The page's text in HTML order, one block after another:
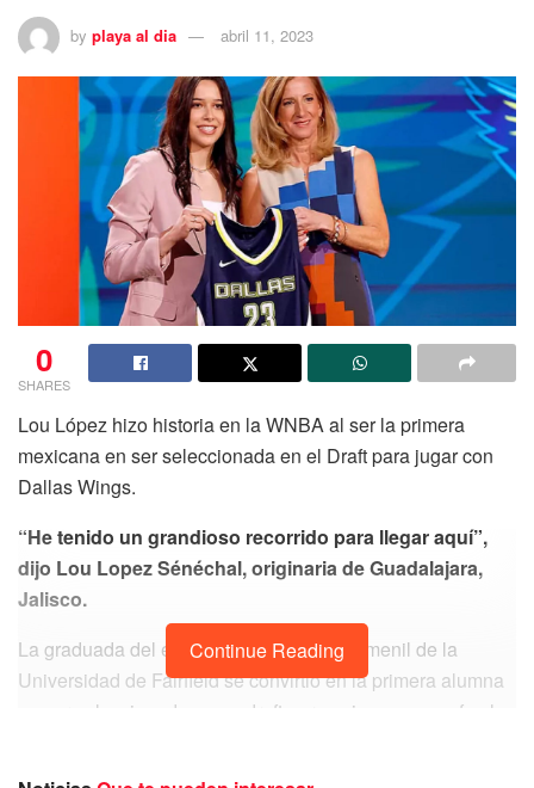
by playa al dia abril 11, 2023
0
SHARES
Lou López hizo historia en la WNBA al ser la primera
mexicana en ser seleccionada en el Draft para jugar con
Dallas Wings.
“He tenido un grandioso recorrido para llegar aquí”,
dijo Lou Lopez Sénéchal, originaria de Guadalajara,
Jalisco.
La graduada del equipo de basquetbol femenil de la
Universidad de Fairfield se convirtió en la primera alumna
en ser seleccionada en un draft por equipos, ya que fue la
Continue Reading